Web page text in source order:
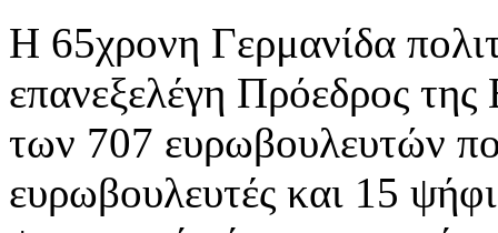
Η 65χρονη Γερμανίδα
επανεξελέγη Πρόεδρος
των 707 ευρωβουλευτών
ευρωβουλευτές και 15